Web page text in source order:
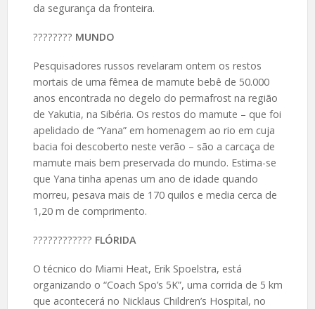
da segurança da fronteira.
????️???? MUNDO
Pesquisadores russos revelaram ontem os restos
mortais de uma fêmea de mamute bebê de 50.000
anos encontrada no degelo do permafrost na região
de Yakutia, na Sibéria. Os restos do mamute – que foi
apelidado de “Yana” em homenagem ao rio em cuja
bacia foi descoberto neste verão – são a carcaça de
mamute mais bem preservada do mundo. Estima-se
que Yana tinha apenas um ano de idade quando
morreu, pesava mais de 170 quilos e media cerca de
1,20 m de comprimento.
????️???????? FLÓRIDA
O técnico do Miami Heat, Erik Spoelstra, está
organizando o “Coach Spo’s 5K”, uma corrida de 5 km
que acontecerá no Nicklaus Children’s Hospital, no